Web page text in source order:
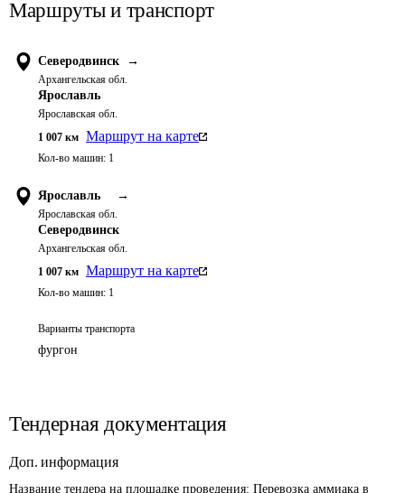
Маршруты и транспорт
Северодвинск →
Архангельская обл.
Ярославль
Ярославская обл.
1 007 км Маршрут на карте
Кол-во машин: 1
Ярославль →
Ярославская обл.
Северодвинск
Архангельская обл.
1 007 км Маршрут на карте
Кол-во машин: 1
Варианты транспорта
фургон
Тендерная документация
Доп. информация
Название тендера на площадке проведения: Перевозка аммиака в